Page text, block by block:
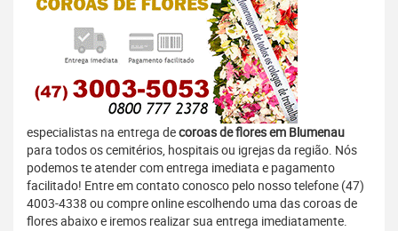
especialistas na entrega decoroas de flores em Blumenau
para todos os cemitérios, hospitais ou igrejas da região. Nós
podemos te atender com entrega imediata e pagamento
facilitado! Entre em contato conosco pelo nosso telefone (47)
4003-4338 ou compre online escolhendo uma das coroas de
flores abaixo e iremos realizar sua entrega imediatamente.